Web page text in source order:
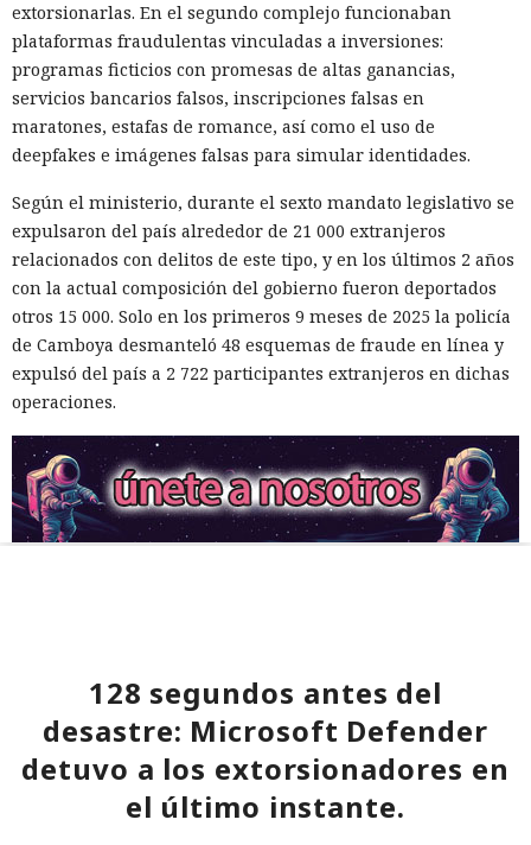
extorsionarlas. En el segundo complejo funcionaban
plataformas fraudulentas vinculadas a inversiones:
programas ficticios con promesas de altas ganancias,
servicios bancarios falsos, inscripciones falsas en
maratones, estafas de romance, así como el uso de
deepfakes e imágenes falsas para simular identidades.
Según el ministerio, durante el sexto mandato legislativo se
expulsaron del país alrededor de 21 000 extranjeros
relacionados con delitos de este tipo, y en los últimos 2 años
con la actual composición del gobierno fueron deportados
otros 15 000. Solo en los primeros 9 meses de 2025 la policía
de Camboya desmanteló 48 esquemas de fraude en línea y
expulsó del país a 2 722 participantes extranjeros en dichas
operaciones.
128 segundos antes del
desastre: Microsoft Defender
detuvo a los extorsionadores en
el último instante.